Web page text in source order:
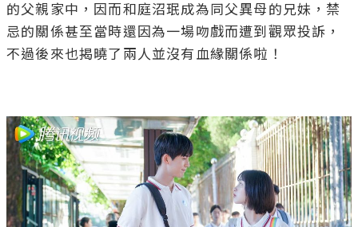
的父親家中，因而和庭沼珉成為同父異母的兄妹，禁
忌的關係甚至當時還因為一場吻戲而遭到觀眾投訴，
不過後來也揭曉了兩人並沒有血緣關係啦！